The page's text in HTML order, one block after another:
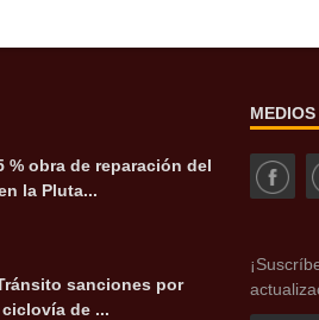
% obra de reparación del
la Pluta...
sanciones por
de ...